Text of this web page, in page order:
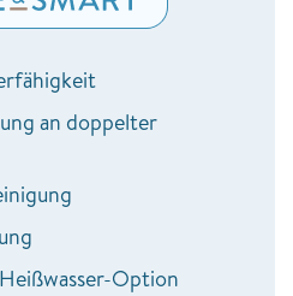
an doppelter
Option